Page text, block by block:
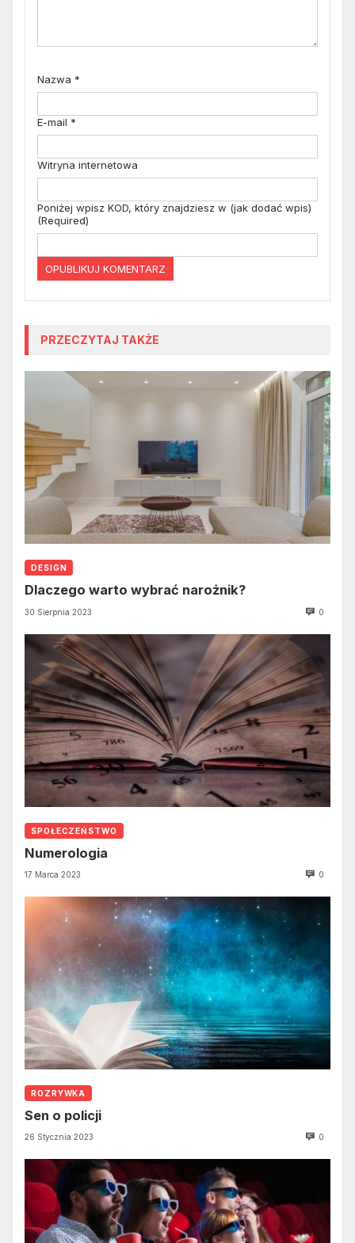
Nazwa *
E-mail *
Witryna internetowa
Poniżej wpisz KOD, który znajdziesz w (jak dodać wpis)
(Required)
PRZECZYTAJ TAKŻE
DESIGN
Dlaczego warto wybrać narożnik?
30 Sierpnia 2023 0
SPOŁECZEŃSTWO
Numerologia
17 Marca 2023 0
ROZRYWKA
Sen o policji
26 Stycznia 2023 0